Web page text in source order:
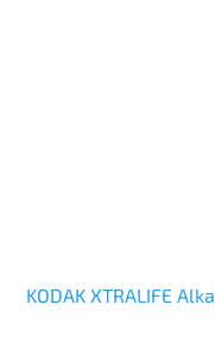
KODAK XTRALIFE